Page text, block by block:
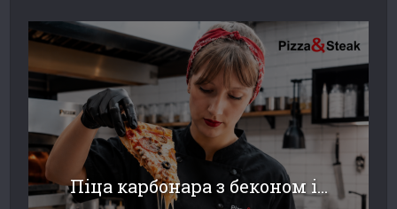
Піца карбонара з беконом і...